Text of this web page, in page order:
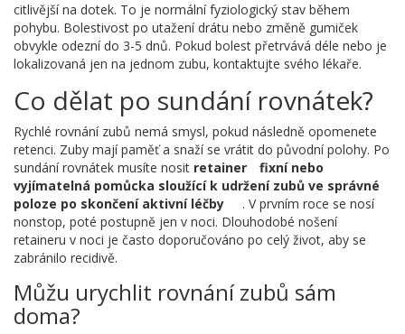
citlivější na dotek. To je normální fyziologický stav během
pohybu. Bolestivost po utažení drátu nebo změně gumiček
obvykle odezní do 3-5 dnů. Pokud bolest přetrvává déle nebo je
lokalizovaná jen na jednom zubu, kontaktujte svého lékaře.
Co dělat po sundání rovnátek?
Rychlé rovnání zubů nemá smysl, pokud následně opomenete
retenci. Zuby mají paměť a snaží se vrátit do původní polohy. Po
sundání rovnátek musíte nosit retainer
fixní nebo
vyjímatelná pomůcka sloužící k udržení zubů ve správné
poloze po skončení aktivní léčby
. V prvním roce se nosí
nonstop, poté postupně jen v noci. Dlouhodobé nošení
retaineru v noci je často doporučováno po celý život, aby se
zabránilo recidivě.
Můžu urychlit rovnání zubů sám
doma?